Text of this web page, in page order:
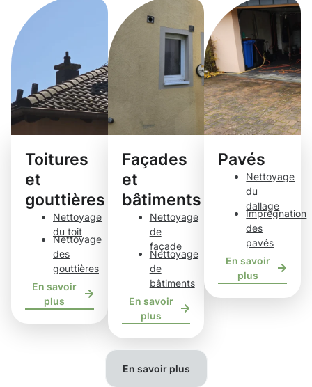
Toitures
et
gouttières
Nettoyage
du toit
Nettoyage
des
gouttières
En savoir
plus
Façades
et
bâtiments
Nettoyage
de
façade
Nettoyage
de
bâtiments
En savoir
plus
Pavés
Nettoyage
du
dallage
Imprégnation
des
pavés
En savoir
plus
En savoir plus